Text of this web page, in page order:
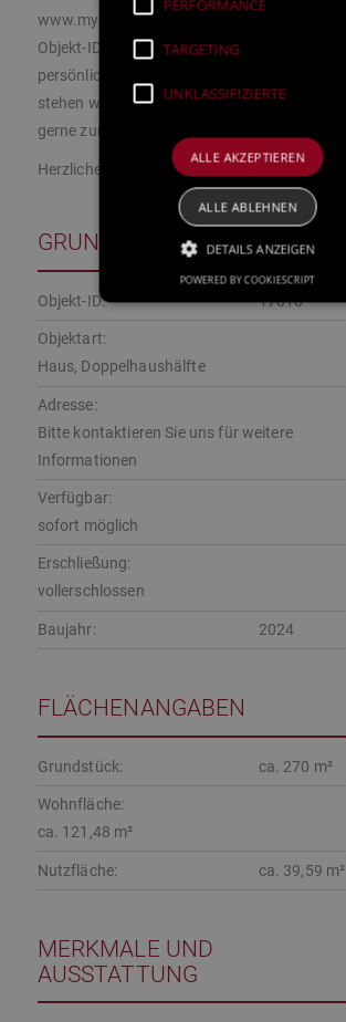
www.myimmowert.com unter Angabe der
Objekt-ID: 17010 besichtigen. Für einen
persönlichen Einzelbesichtigungstermin
stehen wir Ihnen selbstverständlich sehr
gerne zur Verfügung.
Herzliche Grüße Ihr Team von myimmowert.
GRUNDDATEN
Objekt-ID: 17010
Objektart:
Haus, Doppelhaushälfte
Adresse:
Bitte kontaktieren Sie uns für weitere
Informationen
Verfügbar:
sofort möglich
Erschließung:
vollerschlossen
Baujahr: 2024
FLÄCHENANGABEN
Grundstück: ca. 270 m²
Wohnfläche:
ca. 121,48 m²
Nutzfläche: ca. 39,59 m²
MERKMALE UND
AUSSTATTUNG
PERFORMANCE
TARGETING
UNKLASSIFIZIERTE
ALLE AKZEPTIEREN
ALLE ABLEHNEN
DETAILS ANZEIGEN
POWERED BY COOKIESCRIPT